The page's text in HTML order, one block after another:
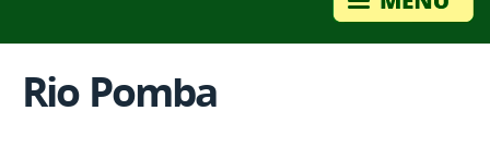
Rio Pomba